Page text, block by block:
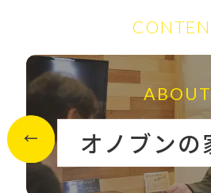
ABOUT
オノブンの